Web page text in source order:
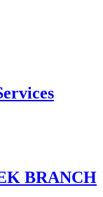
BRANCH